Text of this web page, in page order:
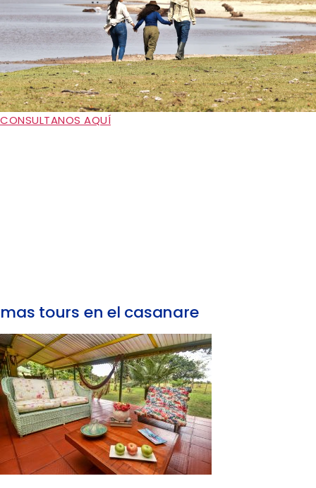
CONSULTANOS AQUÍ
mas tours en el casanare